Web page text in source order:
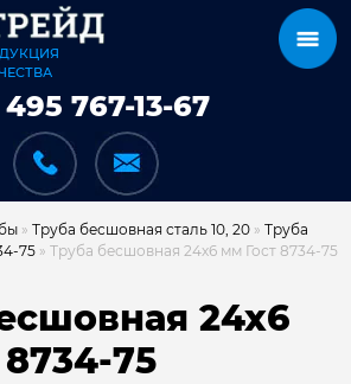
495 767-13-67
КАТАЛОГ
» Труба бесшовная сталь 10, 20 » Труба
75 » Труба бесшовная 24х6 мм Гост 8734-75
24х6
75